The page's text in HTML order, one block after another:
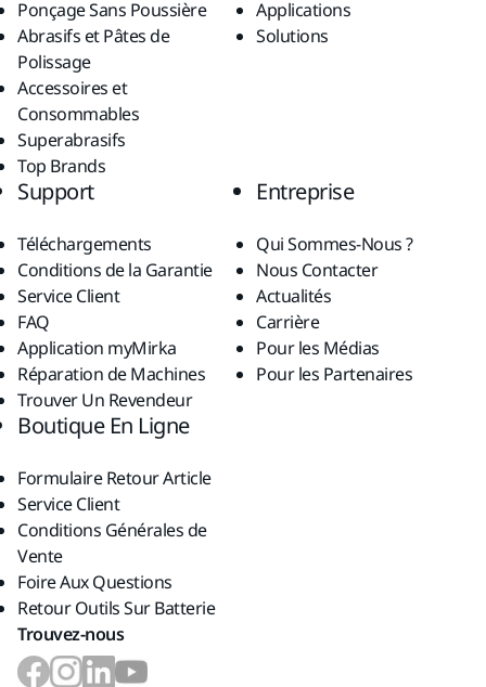
Ponçage Sans Poussière
Abrasifs et Pâtes de
Polissage
Accessoires et
Consommables
Superabrasifs
Top Brands
Applications
Solutions
Support
Téléchargements
Conditions de la Garantie
Service Client
FAQ
Application myMirka
Réparation de Machines
Trouver Un Revendeur
Entreprise
Qui Sommes-Nous ?
Nous Contacter
Actualités
Carrière
Pour les Médias
Pour les Partenaires
Boutique En Ligne
Formulaire Retour Article
Service Client
Conditions Générales de
Vente
Foire Aux Questions
Retour Outils Sur Batterie
Trouvez-nous